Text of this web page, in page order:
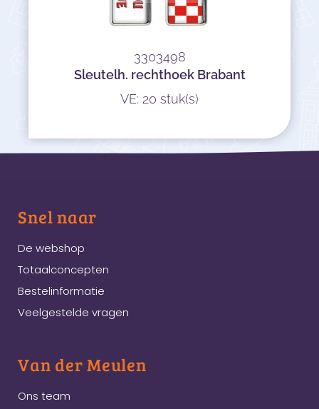
3303498
Sleutelh. rechthoek Brabant
VE: 20 stuk(s)
Snel naar
De webshop
Totaalconcepten
Bestelinformatie
Veelgestelde vragen
Van der Meulen
Ons team